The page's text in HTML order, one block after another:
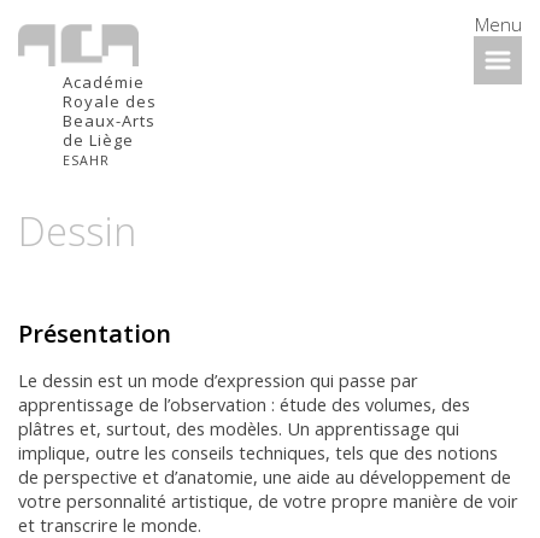
Menu
Académie
Royale des
Beaux-Arts
de Liège
ESAHR
Dessin
Présentation
Le dessin est un mode d’expression qui passe par
apprentissage de l’observation : étude des volumes, des
plâtres et, surtout, des modèles. Un apprentissage qui
implique, outre les conseils techniques, tels que des notions
de perspective et d’anatomie, une aide au développement de
votre personnalité artistique, de votre propre manière de voir
et transcrire le monde.